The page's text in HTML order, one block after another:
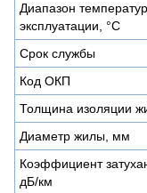
Диапазон температур
эксплуатации, °С
Срок службы
Код ОКП
Толщина изоляции
Диаметр жилы, мм
Коэффициент
дБ/км